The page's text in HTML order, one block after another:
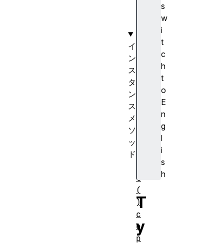
s
w
i
t
c
h
t
o
E
n
g
l
i
s
h
T
y
イ
ン
ス
タ
ン
ス
メ
ソ
ッ
ド
t
(
)
c
o
p